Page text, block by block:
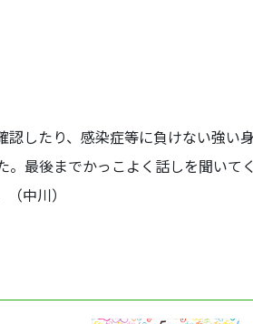
認したり、感染症等に負けない強
最後までかっこよく話しを聞い
中川）